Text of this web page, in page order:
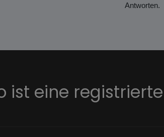
Antworten.
ist eine